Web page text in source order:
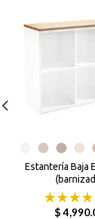
Estantería Baja
$